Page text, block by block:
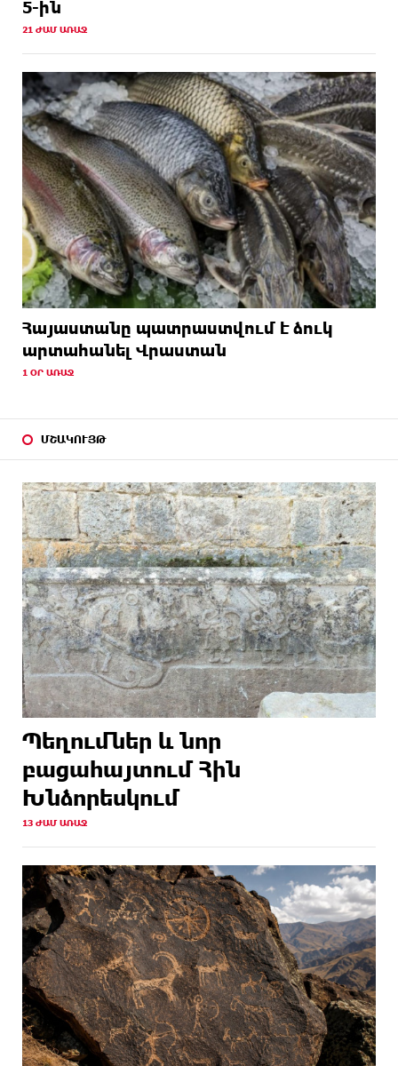
5-ին
21 ԺԱՄ ԱՌԱՋ
Հայաստանը պատրաստվում է ձուկ
արտահանել Վրաստան
1 ՕՐ ԱՌԱՋ
ՄՇԱԿՈՒՅԹ
Պեղումներ և նոր
բացահայտում Հին
Խնձորեսկում
13 ԺԱՄ ԱՌԱՋ